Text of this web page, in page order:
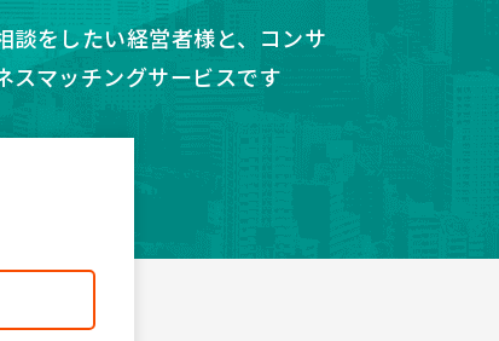
談をしたい経営者様と、コンサ
スマッチングサービスです